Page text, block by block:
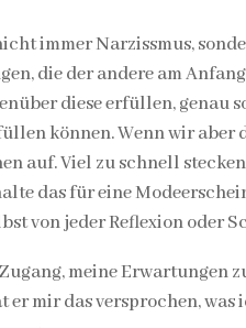
immer Narzissmus,
die der andere am
diese erfüllen,
können. Wenn wir aber
auf. Viel zu schnell
das für eine
von jeder Reflexion oder
meine Erwartungen
er mir das versprochen,